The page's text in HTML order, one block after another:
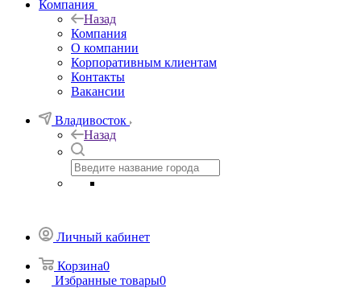
Компания
Назад
Компания
О компании
Корпоративным клиентам
Контакты
Вакансии
Владивосток
Назад
Личный кабинет
Корзина0
Избранные товары0